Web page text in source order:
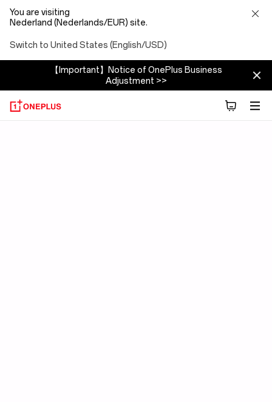
You are visiting
Nederland (Nederlands/EUR) site.
Switch to United States (English/USD)
【Important】Notice of OnePlus Business
Adjustment >>